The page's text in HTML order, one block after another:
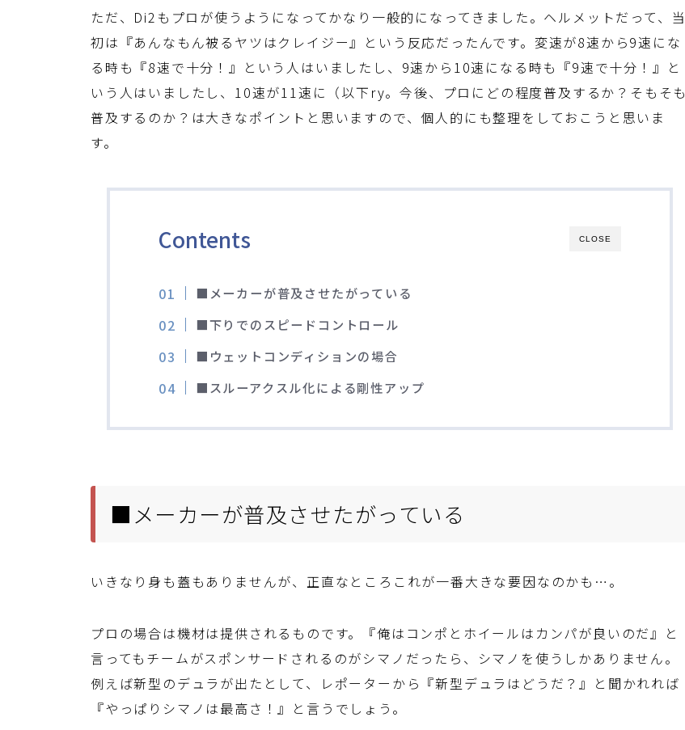
ただ、Di2もプロが使うようになってかなり一般的になってきました。ヘルメットだって、当
初は『あんなもん被るヤツはクレイジー』という反応だったんです。変速が8速から9速にな
る時も『8速で十分！』という人はいましたし、9速から10速になる時も『9速で十分！』と
いう人はいましたし、10速が11速に（以下ry。今後、プロにどの程度普及するか？そもそも
普及するのか？は大きなポイントと思いますので、個人的にも整理をしておこうと思いま
す。
CLOSE
Contents
■メーカーが普及させたがっている
■下りでのスピードコントロール
■ウェットコンディションの場合
■スルーアクスル化による剛性アップ
■メーカーが普及させたがっている
いきなり身も蓋もありませんが、正直なところこれが一番大きな要因なのかも…。
プロの場合は機材は提供されるものです。『俺はコンポとホイールはカンパが良いのだ』と
言ってもチームがスポンサードされるのがシマノだったら、シマノを使うしかありません。
例えば新型のデュラが出たとして、レポーターから『新型デュラはどうだ？』と聞かれれば
『やっぱりシマノは最高さ！』と言うでしょう。